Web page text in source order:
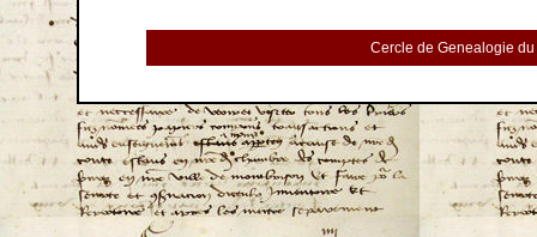
Cercle de Genealogie